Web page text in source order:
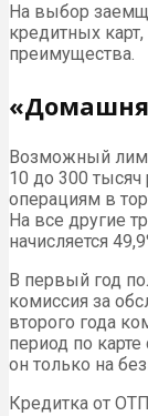
На выбор
кредитных
преимущества.
Возможный
10 до 300 тысяч
операциям в
На все другие
начисляется
В первый год
комиссия за
второго года
период по карте
он только на
Кредитка от